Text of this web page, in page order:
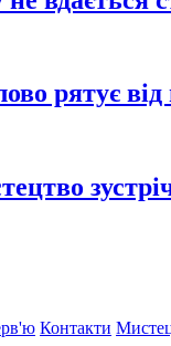
рятує
Контакти